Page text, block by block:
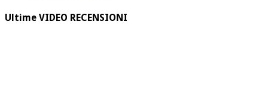
Ultime VIDEO RECENSIONI